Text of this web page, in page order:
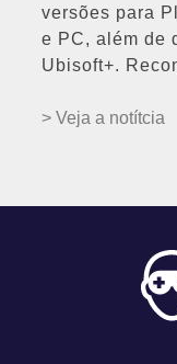
versões para
e PC, além de
Ubisoft+.
> Veja a notítcia